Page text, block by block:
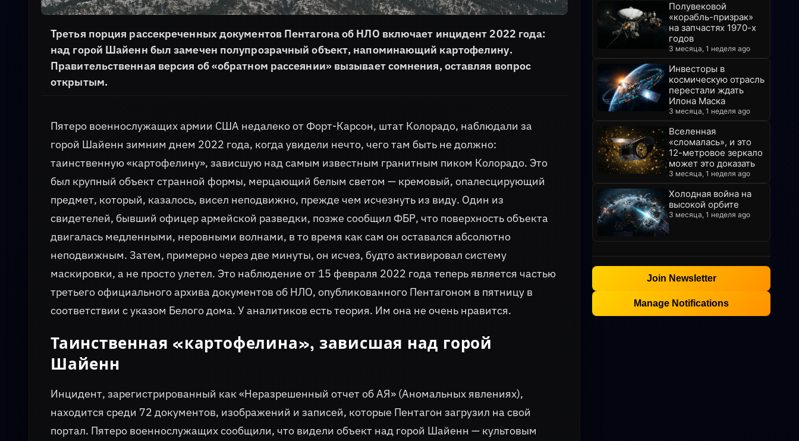
Третья порция рассекреченных документов Пентагона об НЛО включает инцидент 2022 года:
над горой Шайенн был замечен полупрозрачный объект, напоминающий картофелину.
Правительственная версия об «обратном рассеянии» вызывает сомнения, оставляя вопрос
открытым.
Пятеро военнослужащих армии США недалеко от Форт-Карсон, штат Колорадо, наблюдали за
горой Шайенн зимним днем 2022 года, когда увидели нечто, чего там быть не должно:
таинственную «картофелину», зависшую над самым известным гранитным пиком Колорадо. Это
был крупный объект странной формы, мерцающий белым светом — кремовый, опалесцирующий
предмет, который, казалось, висел неподвижно, прежде чем исчезнуть из виду. Один из
свидетелей, бывший офицер армейской разведки, позже сообщил ФБР, что поверхность объекта
двигалась медленными, неровными волнами, в то время как сам он оставался абсолютно
неподвижным. Затем, примерно через две минуты, он исчез, будто активировал систему
маскировки, а не просто улетел. Это наблюдение от 15 февраля 2022 года теперь является частью
третьего официального архива документов об НЛО, опубликованного Пентагоном в пятницу в
соответствии с указом Белого дома. У аналитиков есть теория. Им она не очень нравится.
Таинственная «картофелина», зависшая над горой
Шайенн
Инцидент, зарегистрированный как «Неразрешенный отчет об АЯ» (Аномальных явлениях),
находится среди 72 документов, изображений и записей, которые Пентагон загрузил на свой
портал. Пятеро военнослужащих сообщили, что видели объект над горой Шайенн — культовым
Полувековой
«корабль-призрак»
на запчастях 1970-х
годов
3 месяца, 1 неделя ago
Инвесторы в
космическую отрасль
перестали ждать
Илона Маска
3 месяца, 1 неделя ago
Вселенная
«сломалась», и это
12-метровое зеркало
может это доказать
3 месяца, 1 неделя ago
Холодная война на
высокой орбите
3 месяца, 1 неделя ago
Join Newsletter
Manage Notifications